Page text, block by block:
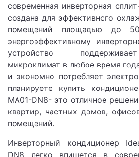
современная инверторная
создана для эффективного
помещений площадью до
энергоэффективному
устройство
микроклимат в любое время
и экономно потребляет
планируете купить
MA01-DN8- это отличное
квартир, частных домов,
помещений.
Инверторный кондиционер
DN8 легко впишется в